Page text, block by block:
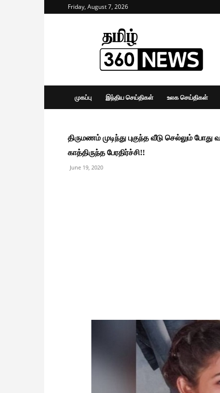
Friday, August 7, 2026
Tamil
360
News
முகப்பு இந்திய செய்திகள் உலக செய்திகள்
திருமணம் முடிந்து புகுந்த வீடு செல்லும்
காத்திருந்த பேரதிர்ச்சி!!
June 19, 2020